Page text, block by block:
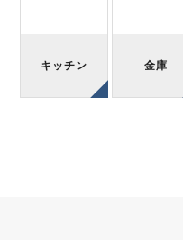
キッチン 金庫